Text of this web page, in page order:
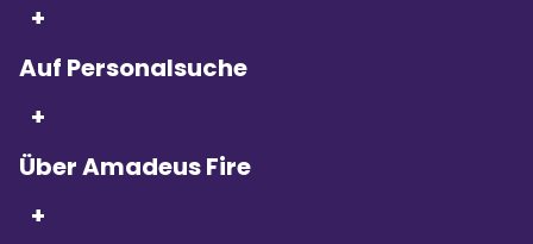
Kununu Top Company – dank
über 9.000Bewertungen!
+
Auf Personalsuche
+
Über Amadeus Fire
+